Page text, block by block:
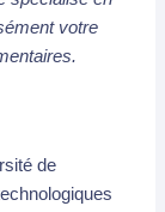
votre
de